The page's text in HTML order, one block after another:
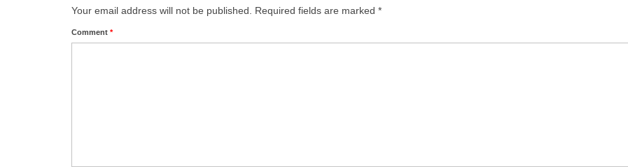
Your email address will not be published. Required fields are marked *
Comment *